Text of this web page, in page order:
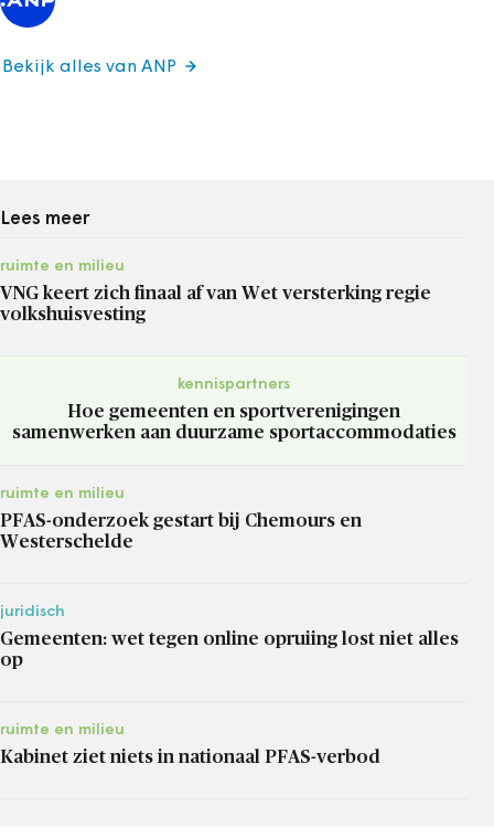
Bekijk alles van ANP
Lees meer
ruimte en milieu
VNG keert zich finaal af van Wet versterking regie
volkshuisvesting
kennispartners
Hoe gemeenten en sportverenigingen
samenwerken aan duurzame sportaccommodaties
ruimte en milieu
PFAS-onderzoek gestart bij Chemours en
Westerschelde
juridisch
Gemeenten: wet tegen online opruiing lost niet alles
op
ruimte en milieu
Kabinet ziet niets in nationaal PFAS-verbod